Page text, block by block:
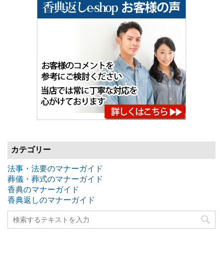
カテゴリー
法事・法要のマナーガイド
葬儀・葬式のマナーガイド
香典のマナーガイド
香典返しのマナーガイド